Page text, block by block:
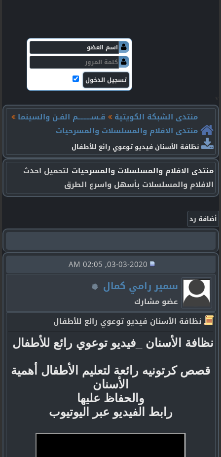
منتدى الشبكة الكويتية
قـســـــــــم الفـن والسينما
منتدى الافلام والمسلسلات والمسرحيات
نظافة الأسنان فيديو توعوي رائع للأطفال
منتدى الافلام والمسلسلات والمسرحيات لتحميل احدث
الافلام والمسلسلات بأسهل واسرع الطرق
سمير رامي كمال
عضو مشارك
نظافة الأسنان فيديو توعوي رائع للأطفال
نظافة الأسنان _فيديو توعوي رائع للأطفال
قصص كرتونيه رائعة لتعليم الأطفال أهمية
الأسنان
والحفاظ عليها
رابط الفيديو عبر اليوتيوب